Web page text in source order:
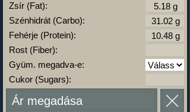
Zsír (Fat):
Szénhidrát (Carbo):
Fehérje (Protein):
Rost (Fiber):
Gyüm. megadva-e:
Cukor (Sugars):
Ár megadása